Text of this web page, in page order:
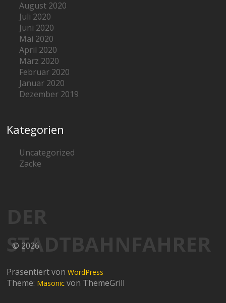
August 2020
Juli 2020
Juni 2020
Mai 2020
April 2020
März 2020
Februar 2020
Januar 2020
Dezember 2019
Kategorien
Uncategorized
Zacke
DER
STADTBAHNFAHRER
© 2026
Präsentiert vonWordPress
Theme: Masonic von ThemeGrill